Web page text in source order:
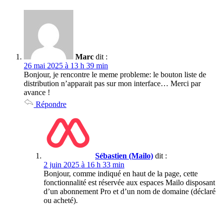
Marc dit :
26 mai 2025 à 13 h 39 min
Bonjour, je rencontre le meme probleme: le bouton liste de
distribution n’apparait pas sur mon interface… Merci par
avance !
Répondre
Sébastien (Mailo) dit :
2 juin 2025 à 16 h 33 min
Bonjour, comme indiqué en haut de la page, cette
fonctionnalité est réservée aux espaces Mailo disposant
d’un abonnement Pro et d’un nom de domaine (déclaré
ou acheté).